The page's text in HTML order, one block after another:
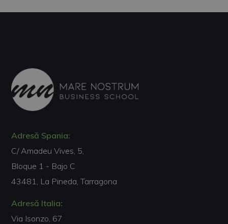
Adresă Spania:
C/ Amadeu Vives, 5,
Bloque 1 - Bajo C
43481, La Pineda, Tarragona
Adresă Italia:
Via Isonzo, 67